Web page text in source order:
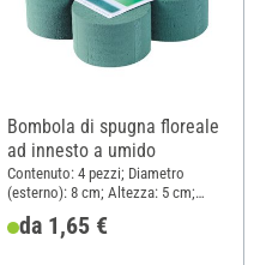
Bombola di spugna floreale
ad innesto a umido
Contenuto: 4 pezzi; Diametro
(esterno): 8 cm; Altezza: 5 cm;
Materiale: Plastica
da 1,65 €